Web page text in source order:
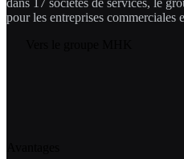
dans 17 sociétés de services, le
pour les entreprises commerciales